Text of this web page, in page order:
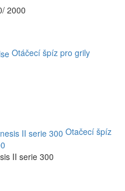
2000
Otáčecí špíz pro grily
Otačecí špíz
II serie 300